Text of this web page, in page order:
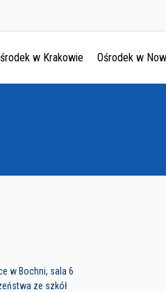
w Krakowie Ośrodek w
w Bochni, sala 6
ze szkół
Ośrodek w Krakowie